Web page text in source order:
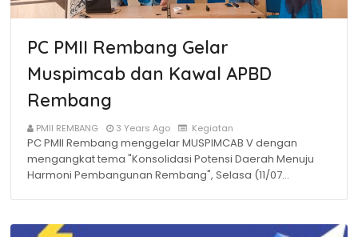
PC PMII Rembang Gelar
Muspimcab dan Kawal APBD
Rembang
PMII REMBANG 3 Years Ago Kegiatan
PC PMII Rembang menggelar MUSPIMCAB V dengan
mengangkat tema "Konsolidasi Potensi Daerah Menuju
Harmoni Pembangunan Rembang", Selasa (11/07…